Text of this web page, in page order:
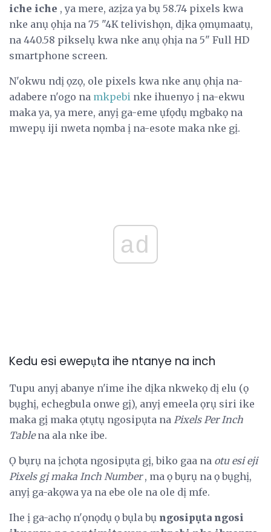
iche iche , ya mere, azịza ya bụ 58.74 pixels kwa
nke anụ ọhịa na 75 "4K telivishọn, dịka ọmụmaatụ,
na 440.58 pikselụ kwa nke anụ ọhịa na 5" Full HD
smartphone screen.
N'okwu ndị ọzọ, ole pixels kwa nke anụ ọhịa na-
adabere n'ogo na mkpebi nke ihuenyo ị na-ekwu
maka ya, ya mere, anyị ga-eme ụfọdụ mgbakọ na
mwepụ iji nweta nọmba ị na-esote maka nke gị.
ad
Kedu esi ewepụta ihe ntanye na inch
Tupu anyị abanye n'ime ihe dịka nkwekọ dị elu (ọ
bụghị, echegbula onwe gị), anyị emeela ọrụ siri ike
maka gị maka ọtụtụ ngosipụta na Pixels Per Inch
Tablena ala nke ibe.
Ọ bụrụ na ịchọta ngosipụta gị, biko gaa na otu esi eji
Pixels gị maka Inch Number, ma ọ bụrụ na ọ bụghị,
anyị ga-akọwa ya na ebe ole na ole dị mfe.
Ihe ị ga-achọ n'ọnọdụ ọ bụla bụ ngosipụta ngosi